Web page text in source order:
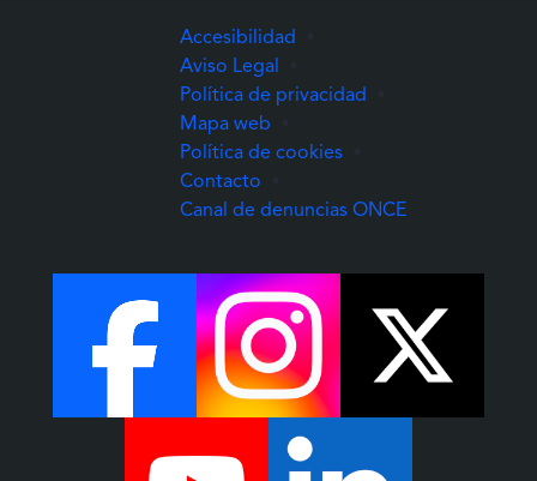
Accesibilidad
Aviso Legal
Política de privacidad
Mapa web
Política de cookies
Contacto
Canal de denuncias ONCE(Abre una